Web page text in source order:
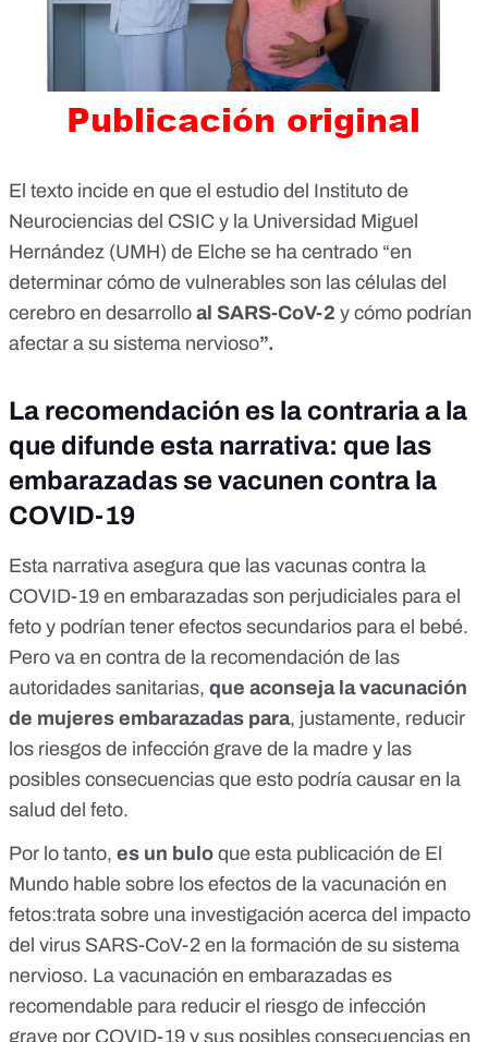
El texto incide en que el estudio del Instituto de
Neurociencias del CSIC y la Universidad Miguel
Hernández (UMH) de Elche se ha centrado “en
determinar cómo de vulnerables son las células del
cerebro en desarrollo al SARS-CoV-2 y cómo podrían
afectar a su sistema nervioso”.
La recomendación es la contraria a la
que difunde esta narrativa: que las
embarazadas se vacunen contra la
COVID-19
Esta narrativa asegura que las vacunas contra la
COVID-19 en embarazadas son perjudiciales para el
feto y podrían tener efectos secundarios para el bebé.
Pero va en contra de la recomendación de las
autoridades sanitarias, que aconseja la vacunación
de mujeres embarazadas para, justamente, reducir
los riesgos de infección grave de la madre y las
posibles consecuencias que esto podría causar en la
salud del feto.
Por lo tanto, es un bulo que esta publicación de El
Mundo hable sobre los efectos de la vacunación en
fetos:trata sobre una investigación acerca del impacto
del virus SARS-CoV-2 en la formación de su sistema
nervioso. La vacunación en embarazadas es
recomendable para reducir el riesgo de infección
grave por COVID-19 y sus posibles consecuencias en